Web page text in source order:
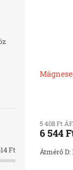
Ft
5 408 Ft
6 544
Átmérő D: